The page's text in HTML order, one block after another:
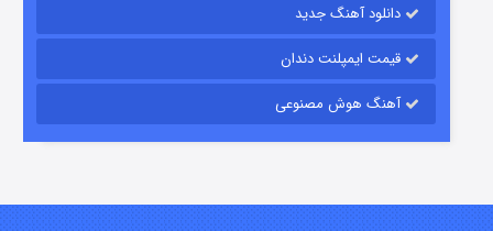
زیرزمین
دانلود آهنگ جدید
قیمت ایمپلنت دندان
آهنگ هوش مصنوعی